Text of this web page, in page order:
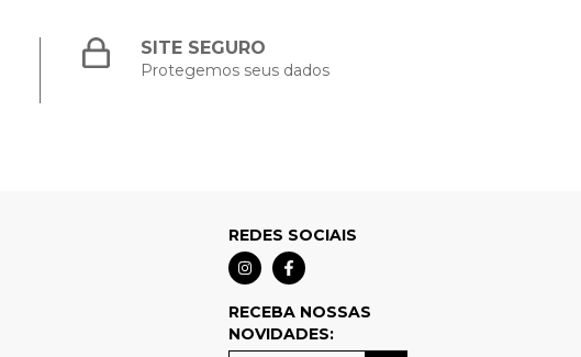
SITE SEGURO
Protegemos seus dados
REDES SOCIAIS
RECEBA NOSSAS
NOVIDADES: